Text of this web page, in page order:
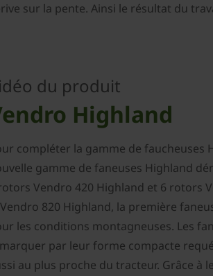
sur la pente. Ainsi le résultat du
du produit
Highland
compléter la gamme de faucheuses
gamme de faneuses Highland
Vendro 420 Highland et 6 rotors
820 Highland, la première
les conditions montagneuses. Les
par leur forme compacte
au plus proche du tracteur. Grâce à